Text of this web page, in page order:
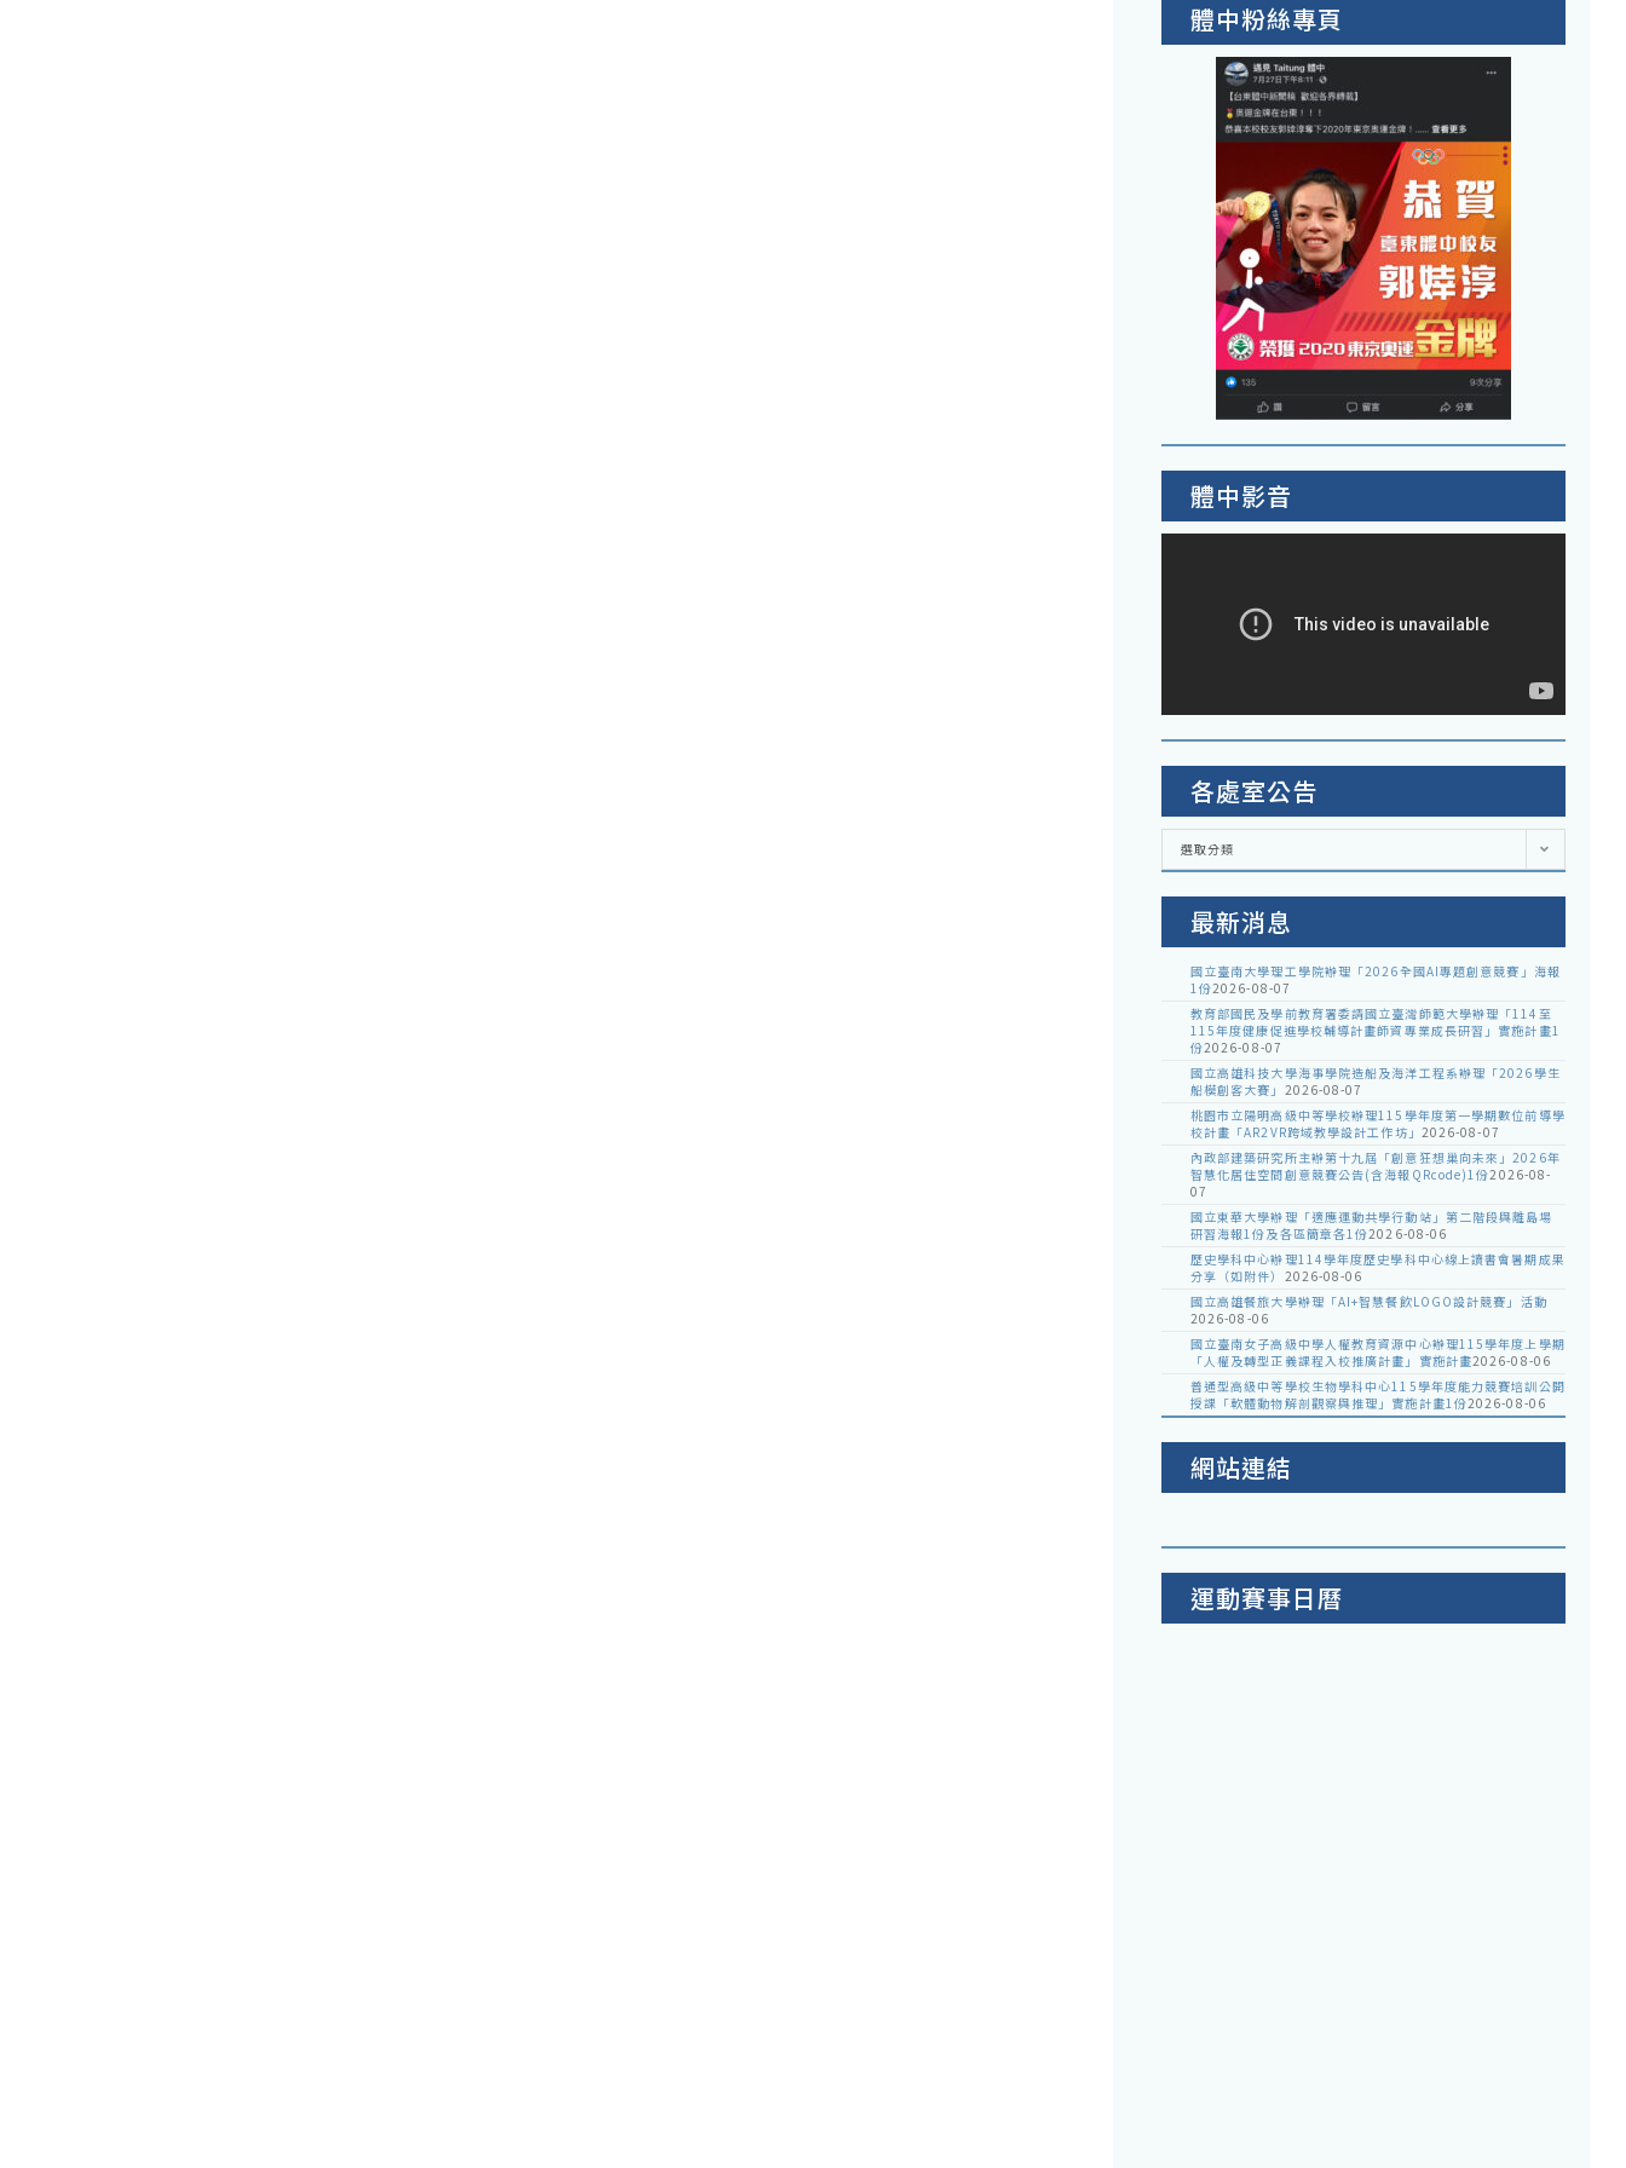
體中粉絲專頁
體中影音
各處室公告
各
室
選取分類
最新消息
國立臺南大學理工學院辦理「2026全國AI專題創意競賽」海報
1份2026-08-07
教育部國民及學前教育署委請國立臺灣師範大學辦理「114至
115年度健康促進學校輔導計畫師資專業成長研習」實施計畫1
份2026-08-07
國立高雄科技大學海事學院造船及海洋工程系辦理「2026學生
船模創客大賽」 2026-08-07
桃園市立陽明高級中等學校辦理115學年度第一學期數位前導學
校計畫「AR2VR跨域教學設計工作坊」 2026-08-07
內政部建築研究所主辦第十九屆「創意狂想巢向未來」2026年
智慧化居住空間創意競賽公告(含海報QRcode)1份2026-08-
07
國立東華大學辦理「適應運動共學行動站」第二階段與離島場
研習海報1份及各區簡章各1份2026-08-06
歷史學科中心辦理114學年度歷史學科中心線上讀書會暑期成果
分享（如附件） 2026-08-06
國立高雄餐旅大學辦理「AI+智慧餐飲LOGO設計競賽」活動
2026-08-06
國立臺南女子高級中學人權教育資源中心辦理115學年度上學期
「人權及轉型正義課程入校推廣計畫」實施計畫2026-08-06
普通型高級中等學校生物學科中心115學年度能力競賽培訓公開
授課「軟體動物解剖觀察與推理」實施計畫1份2026-08-06
網站連結
運動賽事日曆